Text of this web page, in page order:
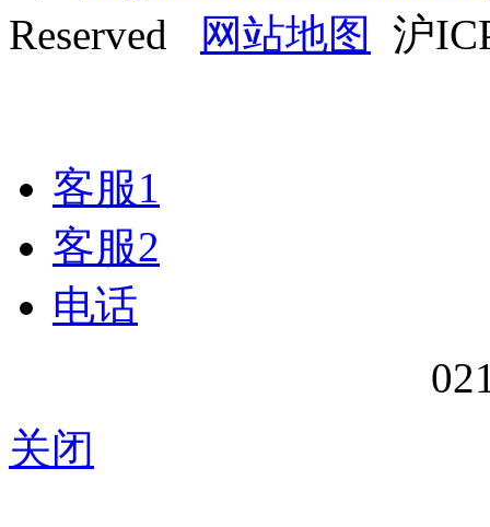
Reserved
网站地图 沪
客服1
客服2
电话
关闭